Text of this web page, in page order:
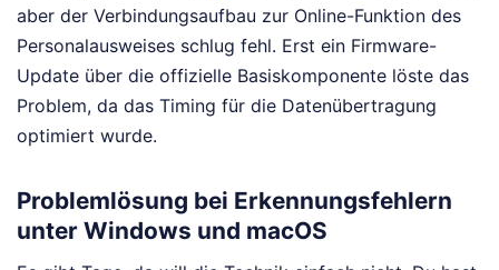
aber der Verbindungsaufbau zur Online-Funktion des
Personalausweises schlug fehl. Erst ein Firmware-
Update über die offizielle Basiskomponente löste das
Problem, da das Timing für die Datenübertragung
optimiert wurde.
Problemlösung bei Erkennungsfehlern
unter Windows und macOS